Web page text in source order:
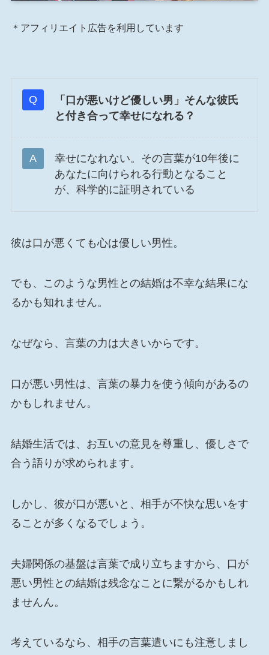
＊アフィリエイト広告を利用しています
「口が悪いけど優しい男」そんな彼氏
と付き合って幸せになれる？
幸せになれない。その言葉が10年後に
あなたに向けられる行動となること
が、科学的に証明されている
彼は口が悪くても心は優しい男性。
でも、このような男性との結婚は不幸な結果にな
るかも知れません。
なぜなら、言葉の力は大きいからです。
口が悪い男性は、言葉の暴力を使う傾向があるの
か​​もしれません。
結婚生活では、お互いの意見を尊重し、優しさで
合う語りが求められます。
しかし、彼が口が悪いと、相手が不快な思いをす
ることが多くなるでしょう。
夫婦関係の基盤は言葉で成り立ちますから、口が
悪い男性との結婚は残念なことに繋がるかもしれ
ませんん。
考えているなら、相手の言葉遣いにも注意しまし